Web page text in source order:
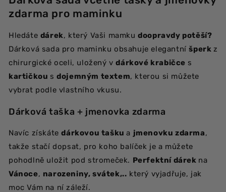
zdarma pro maminku
Hledáte dárek, který Vaši mamkudoopravdy potěší?
Dárková sada pro maminku obsahuje elegantníšperkz
chirurgické oceli, uložený vdárkové krabičce s
kartičkou sdojemným textem, kterou si můžete
vybrat podle vlastního vkusu.
Dárková taška + jmenovka zdarma
Navíc získátedárkovou taškua jmenovku zdarma,
takže stačí dopsat, pro koho balíček je a můžete
pohodlně uložit pod stromeček. Perfektní dárek na
Vánoce, narozeniny, svátek,.. který vyjadřuje, jak
moc Vám na ní záleží.